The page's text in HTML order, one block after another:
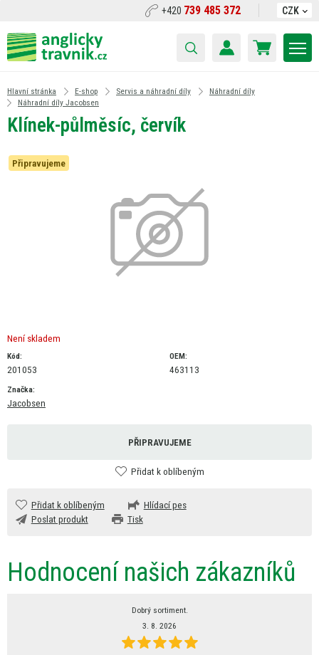
+420 739 485 372 CZK
Hlavní stránka E-shop Servis a náhradní díly
Náhradní díly
Náhradní díly Jacobsen
Klínek-půlměsíc, červík
Připravujeme
Není skladem
Kód:
201053
OEM:
463113
Značka:
Jacobsen
PŘIPRAVUJEME
Přidat k oblíbeným
Přidat k oblíbeným
Hlídací pes
Poslat produkt
Tisk
Hodnocení našich zákazníků
Dobrý sortiment.
3. 8. 2026